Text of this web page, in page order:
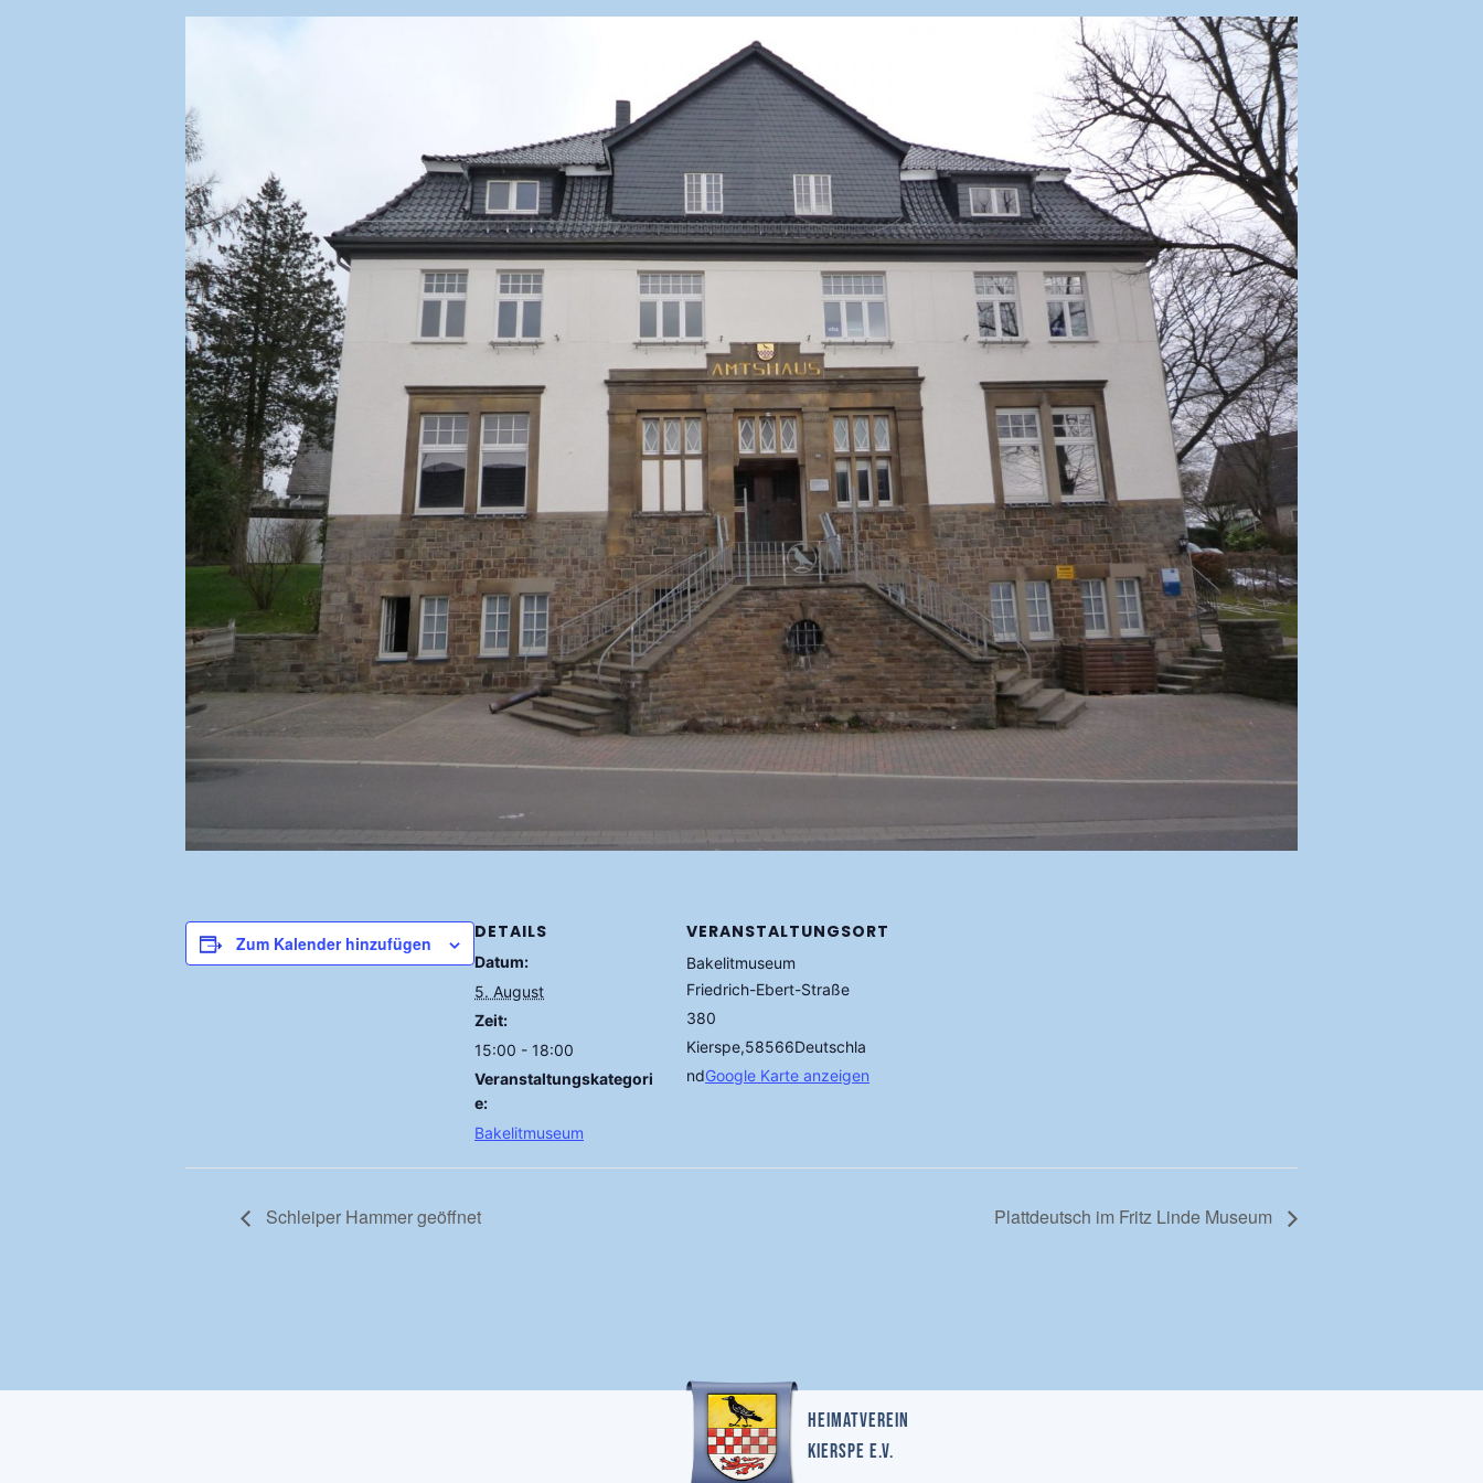
Zum Kalender hinzufügen
DETAILS
Datum:
5. August
Zeit:
15:00 - 18:00
Veranstaltungskategori
e:
Bakelitmuseum
VERANSTALTUNGSORT
Bakelitmuseum
Friedrich-Ebert-Straße
380
Kierspe,58566Deutschla
ndGoogle Karte anzeigen
Schleiper Hammer geöffnet Plattdeutsch im Fritz Linde Museum
Heimatverein
Kierspe e.v.